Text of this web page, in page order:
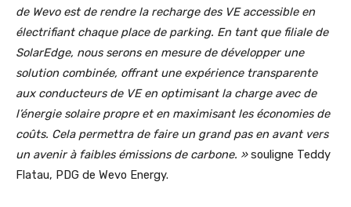
de Wevo est de rendre la recharge des VE accessible en
électrifiant chaque place de parking. En tant que filiale de
SolarEdge, nous serons en mesure de développer une
solution combinée, offrant une expérience transparente
aux conducteurs de VE en optimisant la charge avec de
l’énergie solaire propre et en maximisant les économies de
coûts. Cela permettra de faire un grand pas en avant vers
un avenir à faibles émissions de carbone. »souligne Teddy
Flatau, PDG de Wevo Energy.